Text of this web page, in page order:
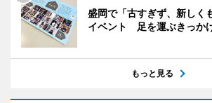
盛岡で「古すぎず、新しく
イベント 足を運ぶきっか
もっと見る